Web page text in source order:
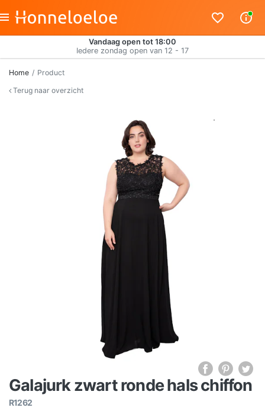
Vandaag open tot 18:00
Iedere zondag open van 12 - 17
Home
Product
Terug naar overzicht
Galajurk zwart ronde hals chiffon
R1262